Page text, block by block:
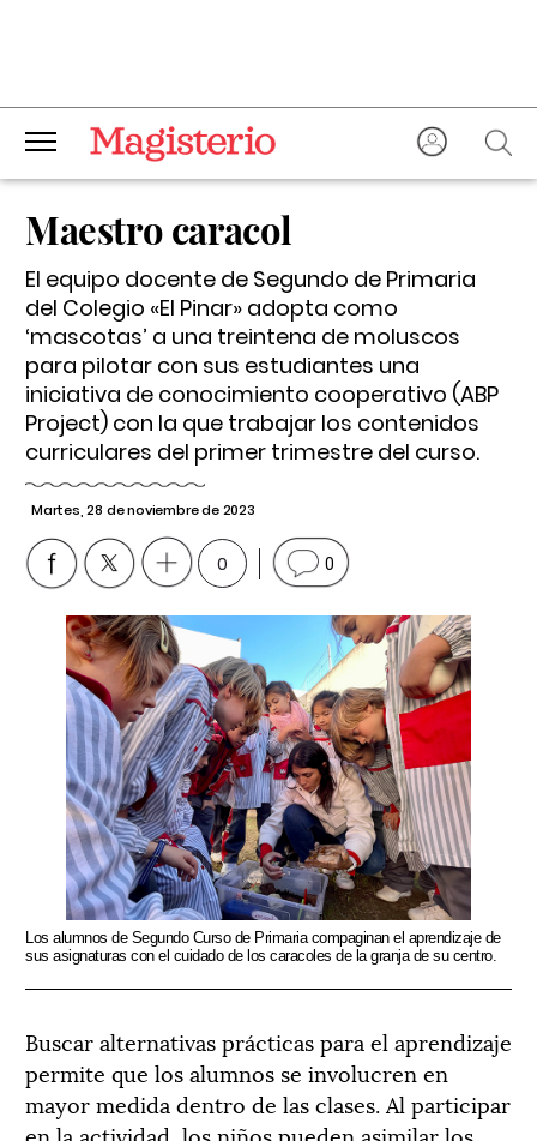
Maestro caracol
El equipo docente de Segundo de Primaria
del Colegio «El Pinar» adopta como
‘mascotas’ a una treintena de moluscos
para pilotar con sus estudiantes una
iniciativa de conocimiento cooperativo (ABP
Project) con la que trabajar los contenidos
curriculares del primer trimestre del curso.
Martes, 28 de noviembre de 2023
0 0
Los alumnos de Segundo Curso de Primaria compaginan el aprendizaje de
sus asignaturas con el cuidado de los caracoles de la granja de su centro.
Buscar alternativas prácticas para el aprendizaje
permite que los alumnos se involucren en
mayor medida dentro de las clases. Al participar
en la actividad, los niños pueden asimilar los